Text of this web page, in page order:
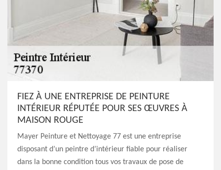
FIEZ À UNE ENTREPRISE DE PEINTURE
INTÉRIEUR RÉPUTÉE POUR SES ŒUVRES À
MAISON ROUGE
Mayer Peinture et Nettoyage 77 est une entreprise
disposant d’un peintre d’intérieur fiable pour réaliser
dans la bonne condition tous vos travaux de pose de